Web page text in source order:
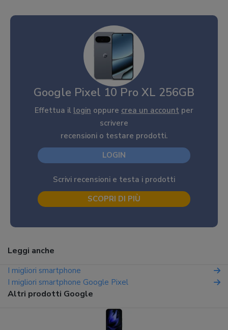
Google Pixel 10 Pro XL 256GB
Effettua il login oppure crea un account per
scrivere
recensioni o testare prodotti.
LOGIN
Scrivi recensioni e testa i prodotti
SCOPRI DI PIÙ
Leggi anche
I migliori smartphone
I migliori smartphone Google Pixel
Altri prodotti Google